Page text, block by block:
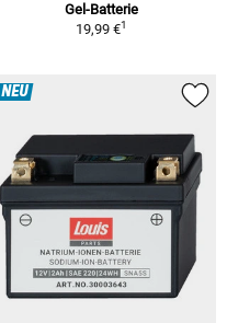
Gel-Batterie
19,99 €1
NEU